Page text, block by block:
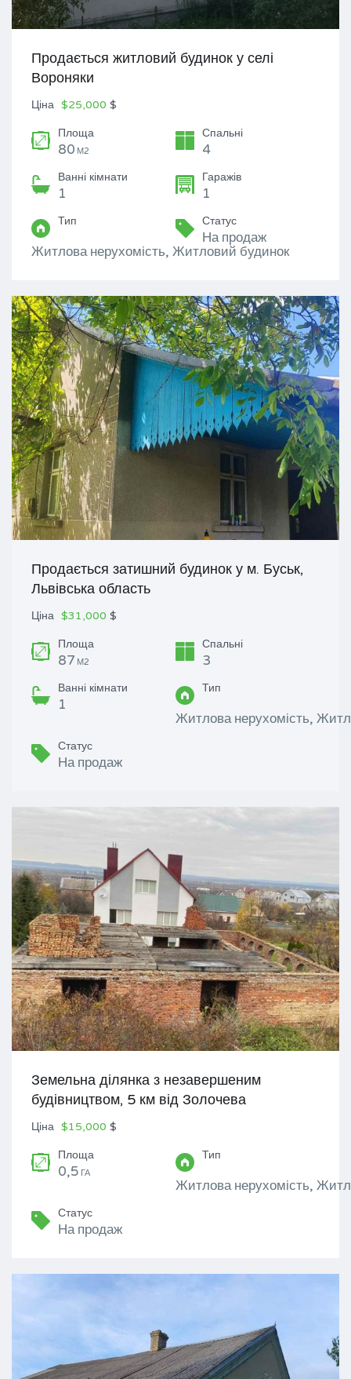
Продається житловий будинок у селі
Вороняки
Ціна $25,000 $
Площа
80 М2
Спальні
4
Ванні кімнати
1
Гаражів
1
Тип
Житлова нерухомість, Житловий будинок
Статус
На продаж
Продається затишний будинок у м. Буськ,
Львівська область
Ціна $31,000 $
Площа
87 М2
Спальні
3
Ванні кімнати
1
Тип
Житлова нерухомість,
Статус
На продаж
Земельна ділянка з незавершеним
будівництвом, 5 км від Золочева
Ціна $15,000 $
Площа
0,5 ГА
Тип
Житлова нерухомість,
Статус
На продаж